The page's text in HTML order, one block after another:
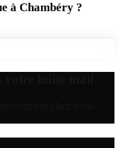
à Chambéry ?